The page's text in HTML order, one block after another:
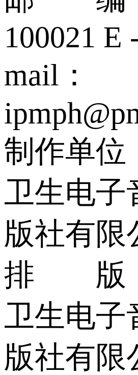
100021 E
mail：
制作单位
卫生电子
版社有限
排 版
卫生电子
版社有限